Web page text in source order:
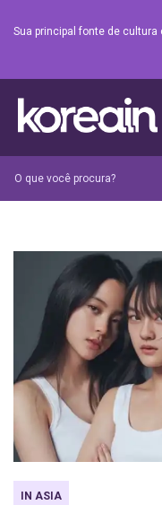
Sua principal fonte de cultura
IN ASIA